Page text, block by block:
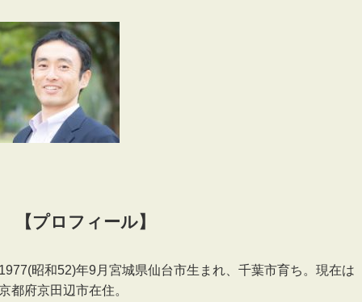
【プロフィール】
昭和52)年9月宮城県仙台市生まれ、千葉市育ち。現在は
都府京田辺市在住。